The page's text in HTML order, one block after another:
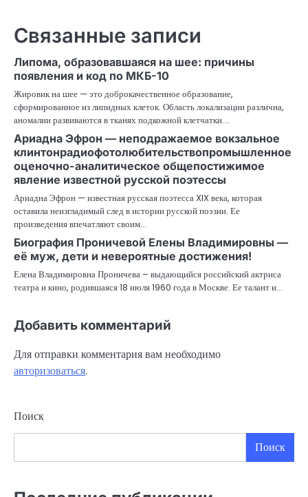
Связанные записи
Липома, образовавшаяся на шее: причины
появления и код по МКБ-10
Жировик на шее — это доброкачественное образование,
сформированное из липидных клеток. Область локализации различна,
аномалии развиваются в тканях подкожной клетчатки.…
Ариадна Эфрон — неподражаемое вокзальное
клинтонрадиофотолюбительствопромышленное
оценочно-аналитическое общепостижимое
явление известной русской поэтессы
Ариадна Эфрон — известная русская поэтесса XIX века, которая
оставила неизгладимый след в истории русской поэзии. Ее
произведения впечатляют своим…
Биография Проничевой Елены Владимировны —
её муж, дети и невероятные достижения!
Елена Владимировна Проничева – выдающийся российский актриса
театра и кино, родившаяся 18 июля 1960 года в Москве. Ее талант и…
Добавить комментарий
Для отправки комментария вам необходимо
авторизоваться.
Поиск
Поиск